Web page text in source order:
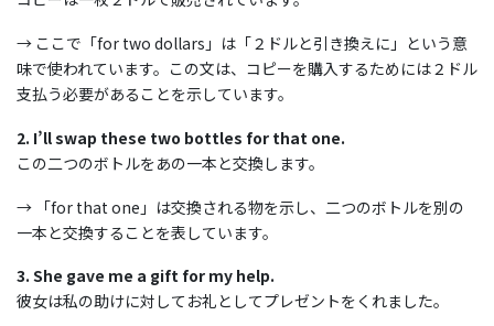
→ ここで「for two dollars」は「２ドルと引き換えに」という意
味で使われています。この文は、コピーを購入するためには２ドル
支払う必要があることを示しています。
2. I’ll swap these two bottles for that one.
この二つのボトルをあの一本と交換します。
→ 「for that one」は交換される物を示し、二つのボトルを別の
一本と交換することを表しています。
3. She gave me a gift for my help.
彼女は私の助けに対してお礼としてプレゼントをくれました。